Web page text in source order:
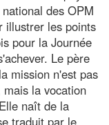
des OPM
illustrer les points
pour la Journée
Le père
mission n'est pas
la vocation
naît de la
traduit par le